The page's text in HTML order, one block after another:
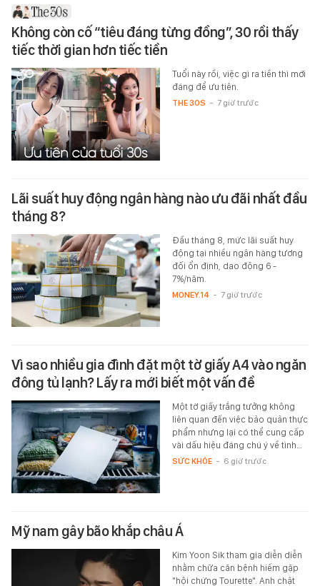
Không còn cố “tiêu đáng từng đồng”, 30 rồi thấy
tiếc thời gian hơn tiếc tiền
Tuổi này rồi, việc gì ra tiền thì mới
đáng để ưu tiên.
THE 30S - 7 giờ trước
Lãi suất huy động ngân hàng nào ưu đãi nhất đầu
tháng 8?
Đầu tháng 8, mức lãi suất huy
động tại nhiều ngân hàng tương
đối ổn định, dao động 6 -
7%/năm.
MONEY.14 - 7 giờ trước
Vì sao nhiều gia đình đặt một tờ giấy A4 vào ngăn
đông tủ lạnh? Lấy ra mới biết một vấn đề
Một tờ giấy trắng tưởng không
liên quan đến việc bảo quản thực
phẩm nhưng lại có thể cung cấp
vài dấu hiệu đáng chú ý về tình…
SỨC KHỎE - 6 giờ trước
Mỹ nam gây bão khắp châu Á
Kim Yoon Sik tham gia diễn diễn
nhằm chữa căn bệnh hiếm gặp
"hội chứng Tourette". Anh chật